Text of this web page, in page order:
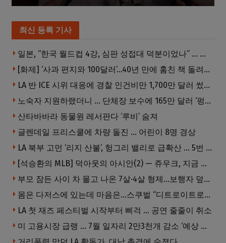
최신 등록 기사
일본, “한국 월드컵 4강, 심판 성접대 덕분이었나” … 의혹눈덩이
[화제] ‘사과 편지와 100달러’…40년 만에 훔친 책 돌려준 절도범
LA 반 ICE 시위 대응에 경찰 인건비만 1,700만 달러 썼다.
노숙자 지원하랬더니 … 단체장 보수에 165만 달러 ‘펑펑’
산타바바라 동물원 레서판다 ‘루비’ 숨져
글렌데일 프리스쿨에 차량 돌진 … 어린이 8명 경상
LA 북부 고먼 ‘리지 산불’, 헝그리 밸리로 급확산 … 5번 Fwy 양방향 전면 폐쇄
[석승환의 MLB] 덕아웃의 아시안(2) — 쥬우크, 지금 괜찮아요?
부모 잠든 사이 차 몰고 나온 7살·4살 형제…보행자 덮쳐 중태
몸은 다저스에 있는데 마음은…스쿠벌 “디트로이트로 돌아가고파”
LA 첫 재즈 페스티벌 시작부터 삐걱 … 공연 줄줄이 취소
미 고용시장 급랭 … 7월 일자리 2만3천개 감소 ‘예상 밖 쇼크’